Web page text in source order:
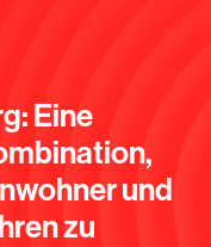
Eine
und
zu